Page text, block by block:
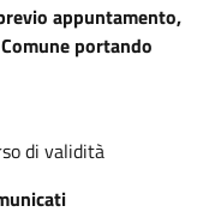
appuntamento,
portando
di validità